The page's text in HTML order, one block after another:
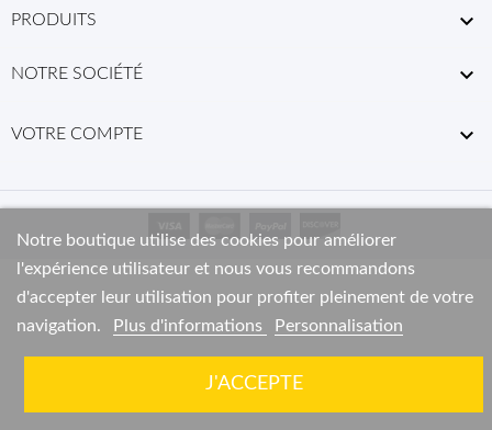
Notre boutique utilise des cookies pour améliorer
l'expérience utilisateur et nous vous recommandons
d'accepter leur utilisation pour profiter pleinement de votre
navigation.
Plus d'informations Personnalisation
J'ACCEPTE
PRODUITS 
NOTRE SOCIÉTÉ 
VOTRE COMPTE 